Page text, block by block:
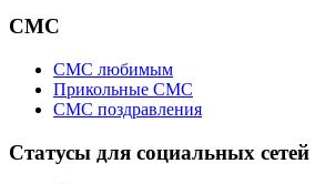
СМС
СМС любимым
Прикольные СМС
СМС поздравления
Статусы для социальных сетей